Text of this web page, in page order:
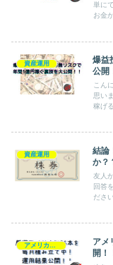
単に
お金
資産運用
爆益
公開
こん
思い
稼げ
資産運用
結論
か？
友人
回答
ださ
アメリカETF
アメ
開！